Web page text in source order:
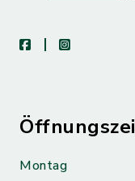
facebookinstagram
Montag